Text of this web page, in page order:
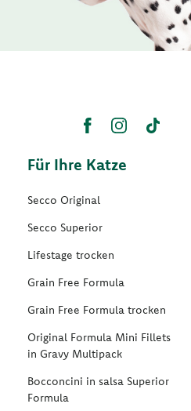
Für Ihre Katze
Secco Original
Secco Superior
Lifestage trocken
Grain Free Formula
Grain Free Formula trocken
Original Formula Mini Fillets
in Gravy Multipack
Bocconcini in salsa Superior
Formula